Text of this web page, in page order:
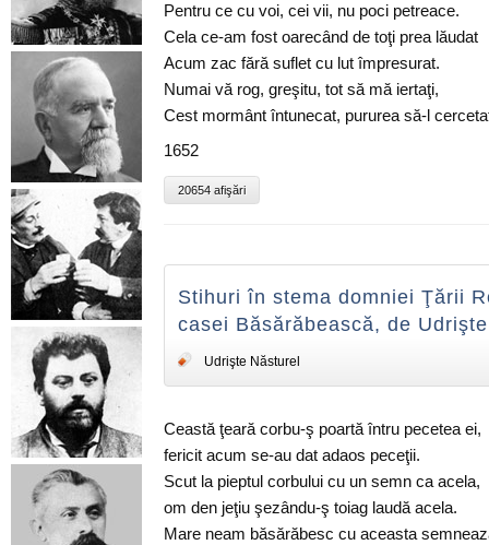
Pentru ce cu voi, cei vii, nu poci petreace.
Cela ce-am fost oarecând de toţi prea lăudat
Acum zac fără suflet cu lut împresurat.
Numai vă rog, greşitu, tot să mă iertaţi,
Cest mormânt întunecat, pururea să-l
1652
20654 afişări
Stihuri în stema domniei Ţării
casei Băsărăbească, de
Udrişte Năsturel
Ceastă ţeară corbu-ş poartă întru pecetea ei,
fericit acum se-au dat adaos peceţii.
Scut la pieptul corbului cu un semn ca acela,
om den jeţiu şezându-ş toiag laudă acela.
Mare neam băsărăbesc cu aceasta